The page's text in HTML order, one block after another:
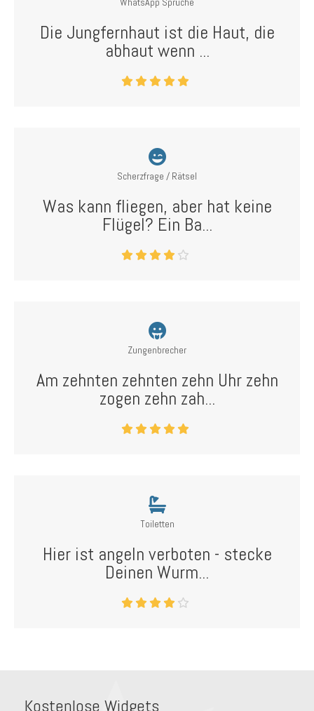
Die Jungfernhaut ist die Haut, die
abhaut wenn ...
Scherzfrage / Rätsel
Was kann fliegen, aber hat keine
Flügel? Ein Ba...
Zungenbrecher
Am zehnten zehnten zehn Uhr zehn
zogen zehn zah...
Toiletten
Hier ist angeln verboten - stecke
Deinen Wurm...
Kostenlose Widgets